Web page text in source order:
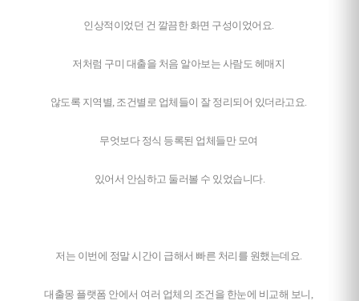
인상적이었던 건 깔끔한 화면 구성이었어요.
저처럼 구미 대출을 처음 알아보는 사람도 헤매지
않도록 지역별, 조건별로 업체들이 잘 정리되어 있더라고요.
무엇보다 정식 등록된 업체들만 모여
있어서 안심하고 둘러볼 수 있었습니다.
저는 이번에 정말 시간이 급해서 빠른 처리를 원했는데요.
대출몽 플랫폼 안에서 여러 업체의 조건을 한눈에 비교해 보니,